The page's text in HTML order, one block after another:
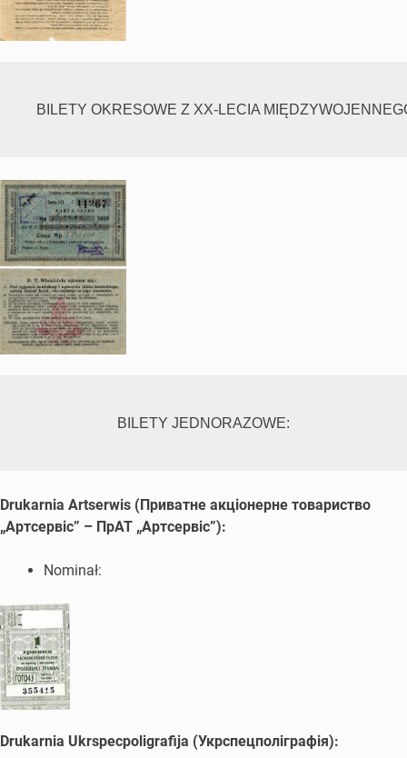
BILETY OKRESOWE Z XX-LECIA
BILETY JEDNORAZOWE:
Drukarnia Artserwis (Приватне акцiонерне товариство
„Артсервiс” – ПрАТ „Артсервiс”):
Nominał:
Drukarnia Ukrspecpoligrafija (Укрспецполіграфія):